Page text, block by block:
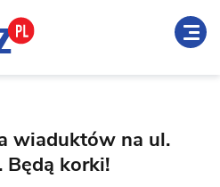
wiaduktów na ul.
Będą korki!